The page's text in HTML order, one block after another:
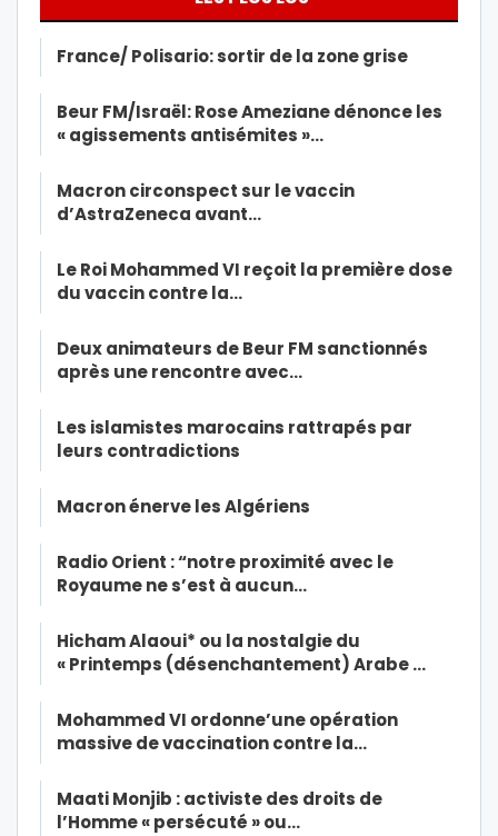
France/ Polisario: sortir de la zone grise
Beur FM/Israël: Rose Ameziane dénonce les
« agissements antisémites »…
Macron circonspect sur le vaccin
d’AstraZeneca avant…
Le Roi Mohammed VI reçoit la première dose
du vaccin contre la…
Deux animateurs de Beur FM sanctionnés
après une rencontre avec…
Les islamistes marocains rattrapés par
leurs contradictions
Macron énerve les Algériens
Radio Orient : “notre proximité avec le
Royaume ne s’est à aucun…
Hicham Alaoui* ou la nostalgie du
« Printemps (désenchantement) Arabe …
Mohammed VI ordonne’une opération
massive de vaccination contre la…
Maati Monjib : activiste des droits de
l’Homme « persécuté » ou…